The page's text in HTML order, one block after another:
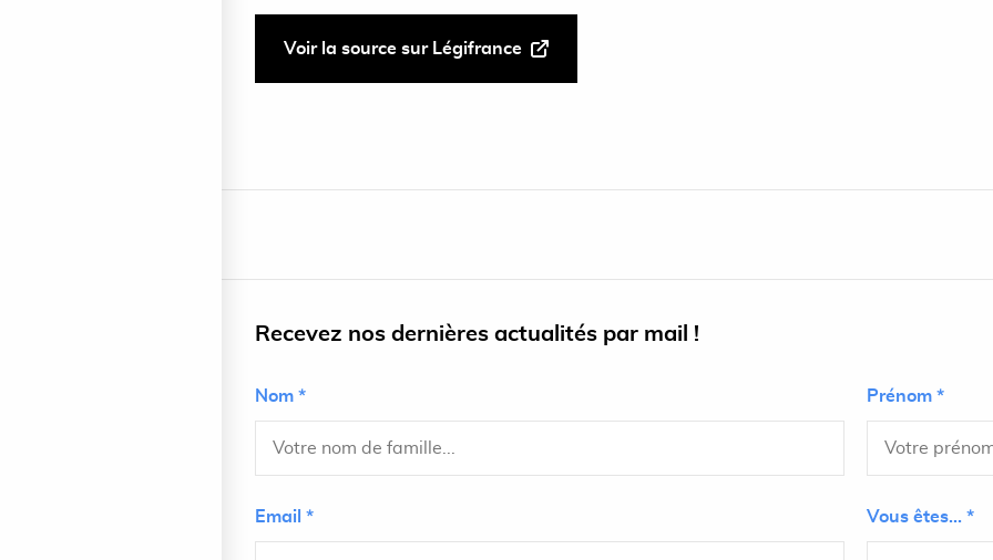
Voir la source sur Légifrance
Recevez nos dernières actualités par mail !
Nom * Prénom *
Email * Vous êtes... *